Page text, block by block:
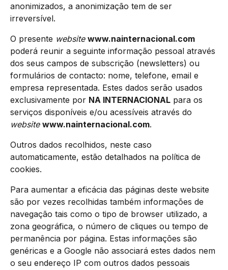
anonimizados, a anonimização tem de ser
irreversível.
O presente website www.nainternacional.com
poderá reunir a seguinte informação pessoal através
dos seus campos de subscrição (newsletters) ou
formulários de contacto: nome, telefone, email e
empresa representada. Estes dados serão usados
exclusivamente por NA INTERNACIONAL para os
serviços disponíveis e/ou acessíveis através do
website www.nainternacional.com.
Outros dados recolhidos, neste caso
automaticamente, estão detalhados na política de
cookies.
Para aumentar a eficácia das páginas deste website
são por vezes recolhidas também informações de
navegação tais como o tipo de browser utilizado, a
zona geográfica, o número de cliques ou tempo de
permanência por página. Estas informações são
genéricas e a Google não associará estes dados nem
o seu endereço IP com outros dados pessoais